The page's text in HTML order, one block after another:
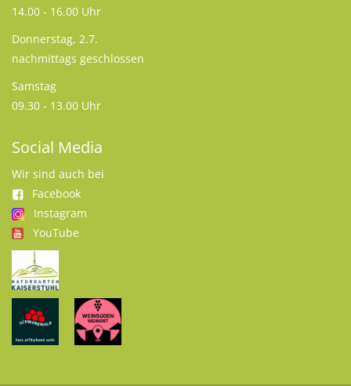
14.00 - 16.00 Uhr
Donnerstag, 2.7.
nachmittags geschlossen
Samstag
09.30 - 13.00 Uhr
Social Media
Wir sind auch bei
Facebook
Instagram
YouTube